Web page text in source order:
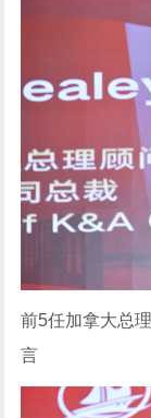
前5任加拿大总
言